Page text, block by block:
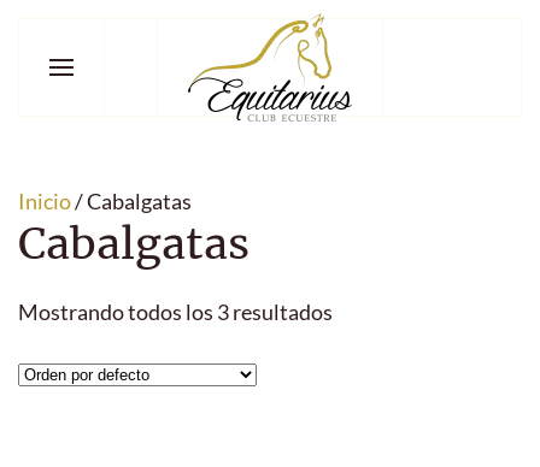
Inicio/ Cabalgatas
Cabalgatas
Mostrando todos los 3 resultados